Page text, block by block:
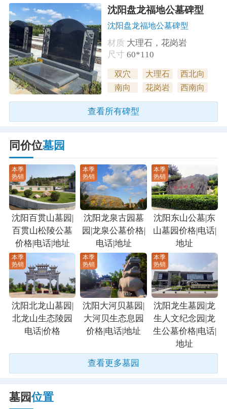
沈阳盘龙福地公墓碑型
沈阳盘龙福地公墓碑型
材质 大理石，花岗岩
尺寸60*110
双穴 大理石
西北向
南向
花岗岩 西南向
查看所有碑型
同价位墓园
本季
热销
沈阳百贯山墓园|
百贯山松陵公墓
价格|电话|地址
本季
热销
沈阳龙泉古园墓
园|龙泉公墓价格|
电话|地址
本季
热销
沈阳东山公墓|东
山墓园价格|电话|
地址
本季
热销
沈阳北龙山墓园|
北龙山生态陵园
电话|价格
本季
热销
沈阳大河贝墓园|
大河贝生态息园
价格|电话|地址
本季
热销
沈阳龙生墓园|龙
生人文纪念园|龙
生公墓价格|电话|
地址
查看更多墓园
墓园位置